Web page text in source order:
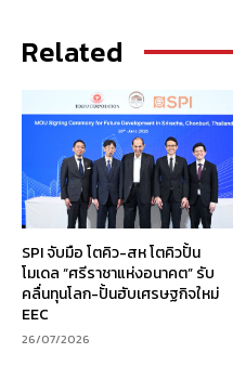
Related
SPI จับมือ โตคิว-สห โตคิวปั้น
โมเดล “ศรีราชาแห่งอนาคต” รับ
คลื่นทุนโลก-ปั้นฮับเศรษฐกิจใหม่
EEC
26/07/2026